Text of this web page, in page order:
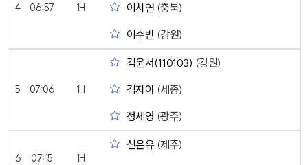
4 06:57 1H
이시연 (충북)
이수빈 (강원)
5 07:06 1H
김윤서(110103) (강원)
김지아(세종)
정세영 (광주)
6 07:15 1H
신은유(제주)